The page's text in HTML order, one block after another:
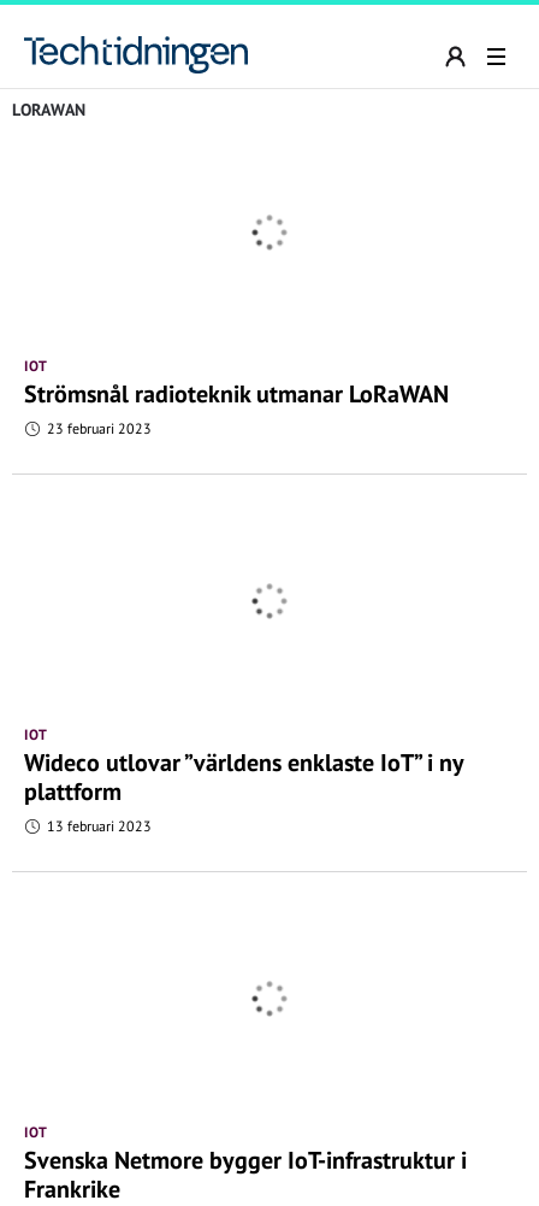
LORAWAN
IOT
Strömsnål radioteknik utmanar LoRaWAN
23 februari 2023
IOT
Wideco utlovar ”världens enklaste IoT” i ny
plattform
13 februari 2023
IOT
Svenska Netmore bygger IoT-infrastruktur i
Frankrike